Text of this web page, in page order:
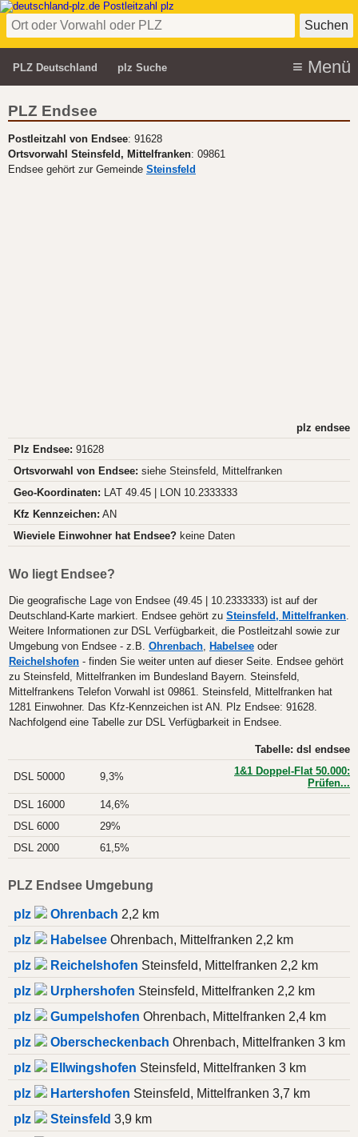
PLZ Deutschland plz Suche
PLZ Endsee
Postleitzahl von Endsee: 91628
Ortsvorwahl Steinsfeld, Mittelfranken: 09861
Endsee gehört zur Gemeinde Steinsfeld
plz endsee
Plz Endsee: 91628
Ortsvorwahl von Endsee: siehe Steinsfeld, Mittelfranken
Geo-Koordinaten: LAT 49.45 | LON 10.2333333
Kfz Kennzeichen: AN
Wieviele Einwohner hat Endsee? keine Daten
Wo liegt Endsee?
Die geografische Lage von Endsee (49.45 | 10.2333333) ist auf der
Deutschland-Karte markiert. Endsee gehört zu Steinsfeld, Mittelfranken.
Weitere Informationen zur DSL Verfügbarkeit, die Postleitzahl sowie zur
Umgebung von Endsee - z.B. Ohrenbach, Habelsee oder
Reichelshofen - finden Sie weiter unten auf dieser Seite. Endsee gehört
zu Steinsfeld, Mittelfranken im Bundesland Bayern. Steinsfeld,
Mittelfrankens Telefon Vorwahl ist 09861. Steinsfeld, Mittelfranken hat
1281 Einwohner. Das Kfz-Kennzeichen ist AN. Plz Endsee: 91628.
Nachfolgend eine Tabelle zur DSL Verfügbarkeit in Endsee.
Tabelle: dsl endsee
DSL 50000 9,3%
1&1 Doppel-Flat 50.000:
Prüfen...
DSL 16000
14,6%
DSL 6000
29%
DSL 2000
61,5%
PLZ Endsee Umgebung
plz Ohrenbach 2,2 km
plz
Habelsee Ohrenbach, Mittelfranken 2,2 km
plz
Reichelshofen Steinsfeld, Mittelfranken 2,2 km
plz
Urphershofen Steinsfeld, Mittelfranken 2,2 km
plz
Gumpelshofen Ohrenbach, Mittelfranken 2,4 km
plz
Oberscheckenbach Ohrenbach, Mittelfranken 3 km
plz
Ellwingshofen Steinsfeld, Mittelfranken 3 km
plz
Hartershofen Steinsfeld, Mittelfranken 3,7 km
plz
Steinsfeld 3,9 km